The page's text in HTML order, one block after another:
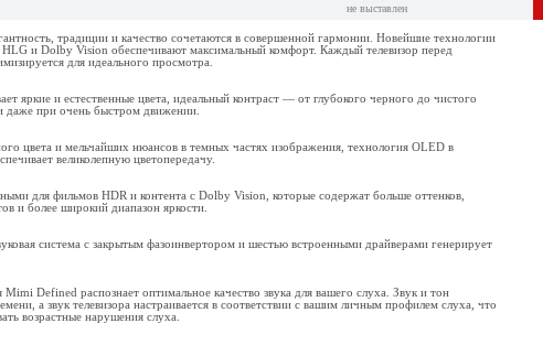
не выставлен
традиции и качество сочетаются в совершенной гармонии. Новейшие технологии
и Dolby Vision обеспечивают максимальный комфорт. Каждый телевизор перед
для идеального просмотра.
яркие и естественные цвета, идеальный контраст — от глубокого черного до чистого
даже при очень быстром движении.
цвета и мельчайших нюансов в темных частях изображения, технология OLED в
великолепную цветопередачу.
для фильмов HDR и контента с Dolby Vision, которые содержат больше оттенков,
и более широкий диапазон яркости.
система с закрытым фазоинвертором и шестью встроенными драйверами генерирует
Mimi Defined распознает оптимальное качество звука для вашего слуха. Звук и тон
а звук телевизора настраивается в соответствии с вашим личным профилем слуха, что
возрастные нарушения слуха.